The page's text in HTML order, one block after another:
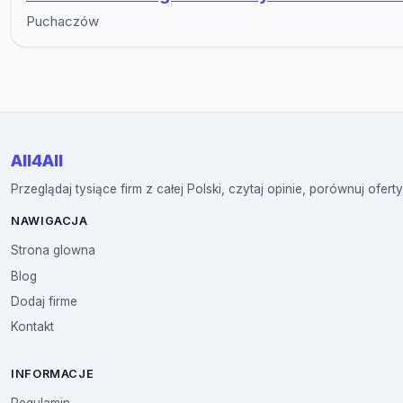
Puchaczów
All4All
Przeglądaj tysiące firm z całej Polski, czytaj opinie, porównuj
NAWIGACJA
Strona glowna
Blog
Dodaj firme
Kontakt
INFORMACJE